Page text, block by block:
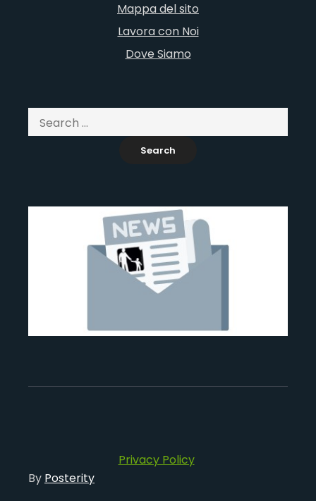
Mappa del sito
Lavora con Noi
Dove Siamo
Privacy Policy
By Posterity